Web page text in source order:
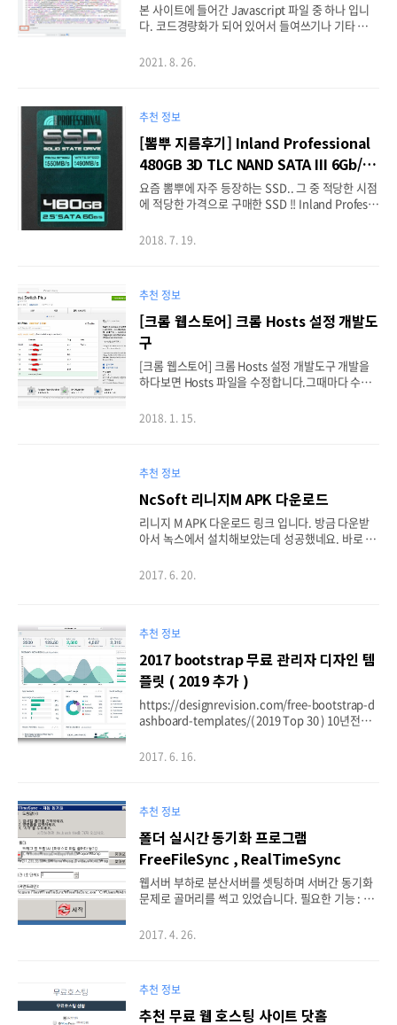
본 사이트에 들어간 Javascript 파일 중 하나 입니
다. 코드경량화가 되어 있어서 들여쓰기나 기타 공백
서 디버깅도 힘든데 보기 좋게 정렬해주는 기능이있
2021. 8. 26.
추천 정보
[뽐뿌 지름후기] Inland Professional
480GB 3D TLC NAND SATA III 6Gb/s
2.5" SSD 아마존 직구
요즘 뽐뿌에 자주 등장하는 SSD.. 그 중 적당한 시점
에 적당한 가격으로 구매한 SSD !! Inland Professi
SSD 아마존 직구..내용 약 78달러..배송은 약 1주일
뮤니티 귀동냥..ㅎㅎ 딱 설치 후 바로 직행한 속도 테
스트. 꽤나 양호한 속도가 나와 주었습니다. 환경에
따라 속도 차이는 나는듯한데 어떤 후기에서는 +50
~ 100 MB/s 정도의 높은 수치를 보이는 경우도 있었
습니다. 스펙상으로는 그게 정상인것같지만 충분히
만족스럽네요. 이렇게 오래된 pc..
2018. 7. 19.
추천 정보
[크롬 웹스토어] 크롬 Hosts 설정 개발도
구
[크롬 웹스토어] 크롬 Hosts 설정 개발도구 개발을
하다보면 Hosts 파일을 수정합니다.그때마다 수정
도 할때면 정말 귀찮은 일인데요.크롬 애드온에 이러
store/detail/host-switch-plus/bopepoejgapm
ihklfepohbilpkcdoaeo 설정은 굉장히 직관적입니
다. 추가된 아이콘을 누르면 추가 / 관리 메뉴가 보입
니다. 관리 화면에 들어가면 Add / Bulk Add / Hos
ts 탭이 있습니다. 항목자체는 보이는 그대로 매우
2018. 1. 15.
추천 정보
NcSoft 리니지M APK 다운로드
리니지 M APK 다운로드 링크 입니다. 방금 다운받
아서 녹스에서 설치해보았는데 성공했네요. 바로 다
tps://apkdownloadmirror.com/download/13
2017. 6. 20.
추천 정보
2017 bootstrap 무료 관리자 디자인 템
플릿 ( 2019 추가 )
https://designrevision.com/free-bootstrap-d
ashboard-templates/( 2019 Top 30 ) 10년전쯤
었던 것 같은데이미 수년전부터 당연히 들어가야 하
지만 이미 반응형 부스트트랩기반의 무료 템플릿들
이 엄청나게 많이 나와있고그 수준이 유료에 비해 동
등하거나 그 이상인 것들도 다수 있지요. 그중에 To
p 20에 해당하는 템플릿들에 대한 테마 소개글이 있
어서일부 가져왔습니다. 자세한 내용 및 사이트 , 다
운로드 주소는 아래 사이트를 확인 해주세요. ( http
2017. 6. 16.
추천 정보
폴더 실시간 동기화 프로그램
FreeFileSync , RealTimeSync
웹서버 부하로 분산서버를 셋팅하며 서버간 동기화
문제로 골머리를 썩고 있었습니다. 필요한 기능 : 실
되어 양방향 동기화가 되는 것. 우선 적으로 구글링
c 입니다.간단하지만 필요했던 기능을 모두 만족합
니다. 나머지 2개는 실시간 동기화가 안됨. 혹은 동
2017. 4. 26.
추천 정보
추천 무료 웹 호스팅 사이트 닷홈